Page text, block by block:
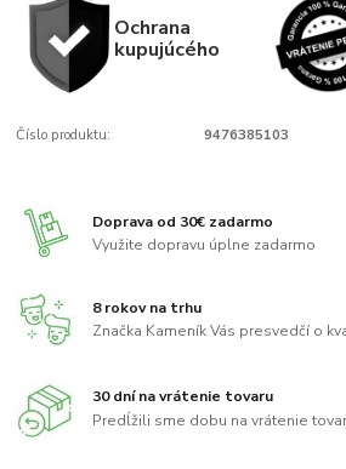
Ochrana
kupujúcého
Číslo produktu: 9476385103
Doprava od 30€ zadarmo
Využite dopravu úplne zadarmo
8 rokov na trhu
Značka Kameník Vás presvedčí o
30 dní na vrátenie tovaru
Predĺžili sme dobu na vrátenie